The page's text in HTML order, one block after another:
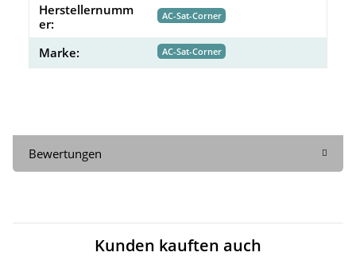
Herstellernumm
er:
AC-Sat-Corner
Marke: AC-Sat-Corner
Bewertungen
Kunden kauften auch